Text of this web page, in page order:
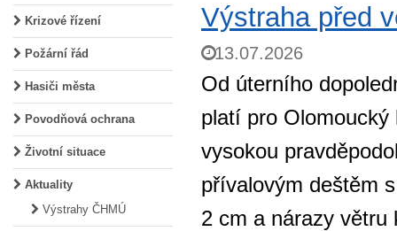
Krizové řízení
Požární řád
Hasiči města
Povodňová ochrana
Životní situace
Aktuality
Výstrahy ČHMÚ
Výstraha před
13.07.2026
Od úterního
platí pro
vysokou
přívalovým deštěm
2 cm a nárazy větru